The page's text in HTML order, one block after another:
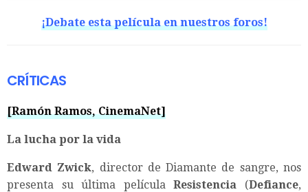
¡Debate esta película en nuestros foros!
CRÍTICAS
[Ramón Ramos, CinemaNet]
La lucha por la vida
Edward Zwick, director de Diamante de sangre, nos
presenta su última películaResistencia (Defiance,